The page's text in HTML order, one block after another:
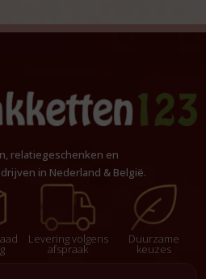
relatiegeschenken en
in Nederland & België.
Levering volgens
afspraak
Duurzame
keuzes